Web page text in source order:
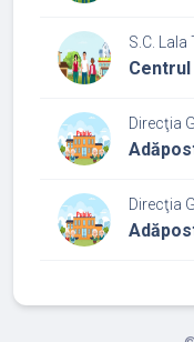
S.C. Lala
Direcţia
Direcţia